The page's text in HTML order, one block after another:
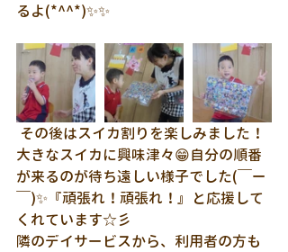
るよ(*^^*)✨✨
大きなスイカに興味津々😁自分の順番
が来るのが待ち遠しい様子でした(￣ー
￣)✨『頑張れ！頑張れ！』と応援して
くれています☆彡
隣のデイサービスから、利用者の方も